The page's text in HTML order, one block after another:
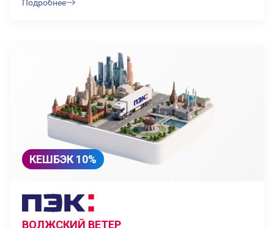
Подробнее
КЕШБЭК 10%
ВОЛЖСКИЙ ВЕТЕР